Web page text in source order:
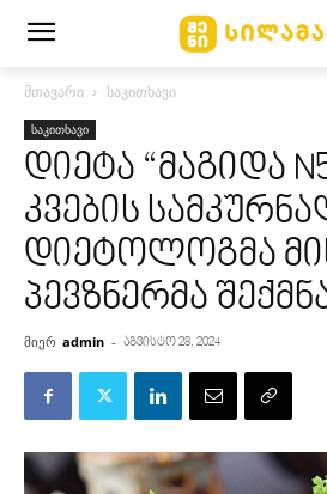
მთავარი საკითხავი
საკითხავი
დიეტა “მაგიდა
კვების
დიეტოლოგმა
პევზნერმა
მიერ admin - აგვისტო 28, 2024